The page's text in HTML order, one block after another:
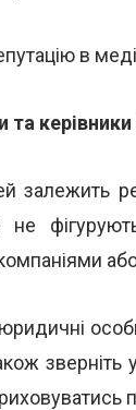
в
та
залежить
не